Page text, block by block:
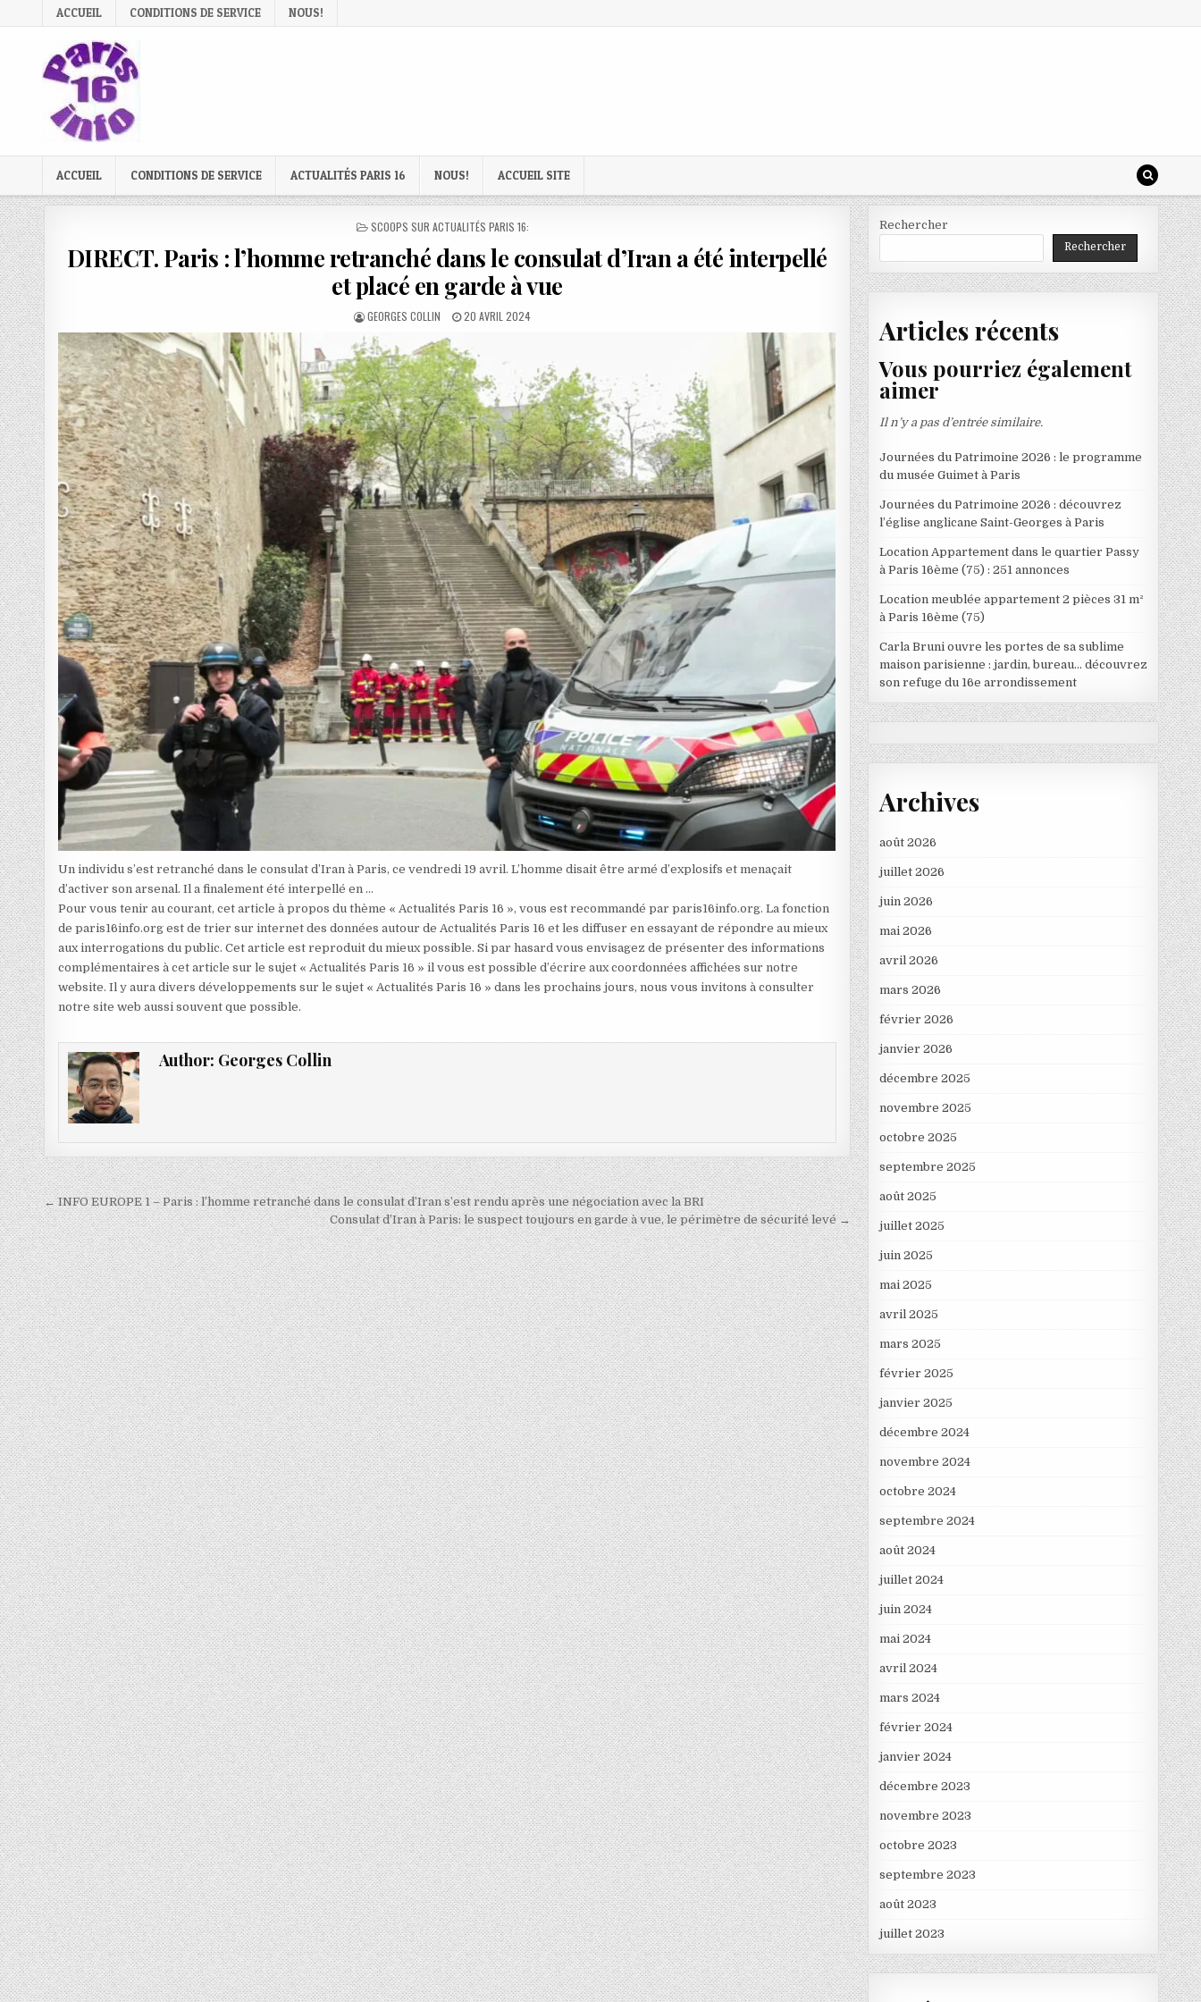
to
ACCUEIL CONDITIONS DE SERVICE NOUS!
ACCUEIL CONDITIONS DE SERVICE ACTUALITÉS PARIS 16 NOUS! ACCUEIL SITE
POSTED
SCOOPS SUR ACTUALITÉS PARIS 16:
DIRECT. Paris : l’homme retranché dans le consulat d’Iran a été interpellé
et placé en garde à vue
AUTHOR:
GEORGES COLLIN
PUBLISHED
20 AVRIL 2024
Un individu s’est retranché dans le consulat d’Iran à Paris, ce vendredi 19 avril. L’homme disait être armé d’explosifs et menaçait
d’activer son arsenal. Il a finalement été interpellé en …
Pour vous tenir au courant, cet article à propos du thème « Actualités Paris 16 », vous est recommandé par paris16info.org. La fonction
de paris16info.org est de trier sur internet des données autour de Actualités Paris 16 et les diffuser en essayant de répondre au mieux
aux interrogations du public. Cet article est reproduit du mieux possible. Si par hasard vous envisagez de présenter des informations
complémentaires à cet article sur le sujet « Actualités Paris 16 » il vous est possible d’écrire aux coordonnées affichées sur notre
website. Il y aura divers développements sur le sujet « Actualités Paris 16 » dans les prochains jours, nous vous invitons à consulter
notre site web aussi souvent que possible.
Author: Georges Collin
Navigation
de
l’article
← INFO EUROPE 1 – Paris : l’homme retranché dans le consulat d’Iran s’est rendu après une négociation avec la BRI
Consulat d’Iran à Paris: le suspect toujours en garde à vue, le périmètre de sécurité levé →
Rechercher
Rechercher
Articles récents
Vous pourriez également
aimer
Il n’y a pas d’entrée similaire.
Journées du Patrimoine 2026 : le programme
du musée Guimet à Paris
Journées du Patrimoine 2026 : découvrez
l’église anglicane Saint-Georges à Paris
Location Appartement dans le quartier Passy
à Paris 16ème (75) : 251 annonces
Location meublée appartement 2 pièces 31 m²
à Paris 16ème (75)
Carla Bruni ouvre les portes de sa sublime
maison parisienne : jardin, bureau… découvrez
son refuge du 16e arrondissement
Archives
août 2026
juillet 2026
juin 2026
mai 2026
avril 2026
mars 2026
février 2026
janvier 2026
décembre 2025
novembre 2025
octobre 2025
septembre 2025
août 2025
juillet 2025
juin 2025
mai 2025
avril 2025
mars 2025
février 2025
janvier 2025
décembre 2024
novembre 2024
octobre 2024
septembre 2024
août 2024
juillet 2024
juin 2024
mai 2024
avril 2024
mars 2024
février 2024
janvier 2024
décembre 2023
novembre 2023
octobre 2023
septembre 2023
août 2023
juillet 2023